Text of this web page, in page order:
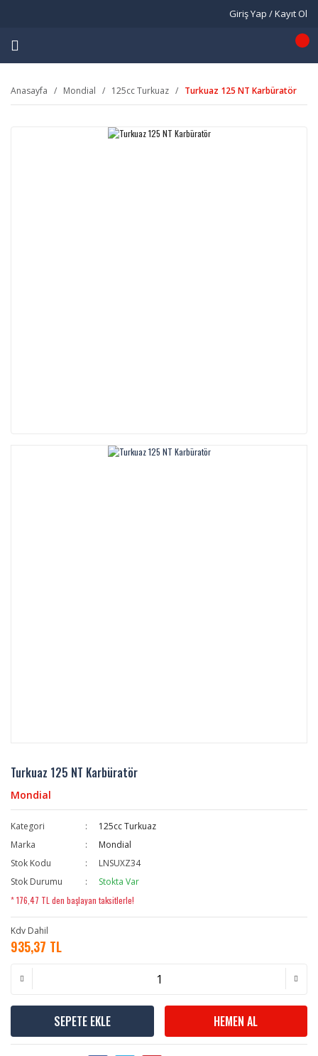
Giriş Yap / Kayıt Ol
Anasayfa Mondial 125cc Turkuaz Turkuaz 125 NT Karbüratör
Turkuaz 125 NT Karbüratör
Mondial
Kategori
125cc Turkuaz
Marka
Mondial
Stok Kodu
LNSUXZ34
Stok Durumu
Stokta Var
* 176,47 TL den başlayan taksitlerle!
Kdv Dahil
935,37 TL
SEPETE EKLE HEMEN AL